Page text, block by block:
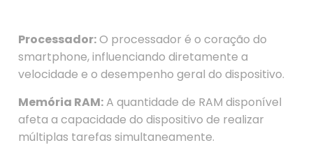
Processador:O processador é o coração do
smartphone, influenciando diretamente a
velocidade e o desempenho geral do dispositivo.
Memória RAM:A quantidade de RAM disponível
afeta a capacidade do dispositivo de realizar
múltiplas tarefas simultaneamente.